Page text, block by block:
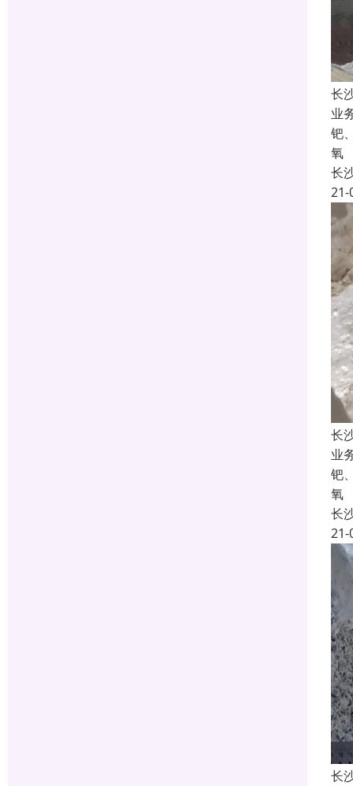
长
业
钯
氧
长
21-
长
业
钯
氧
长
21-
长